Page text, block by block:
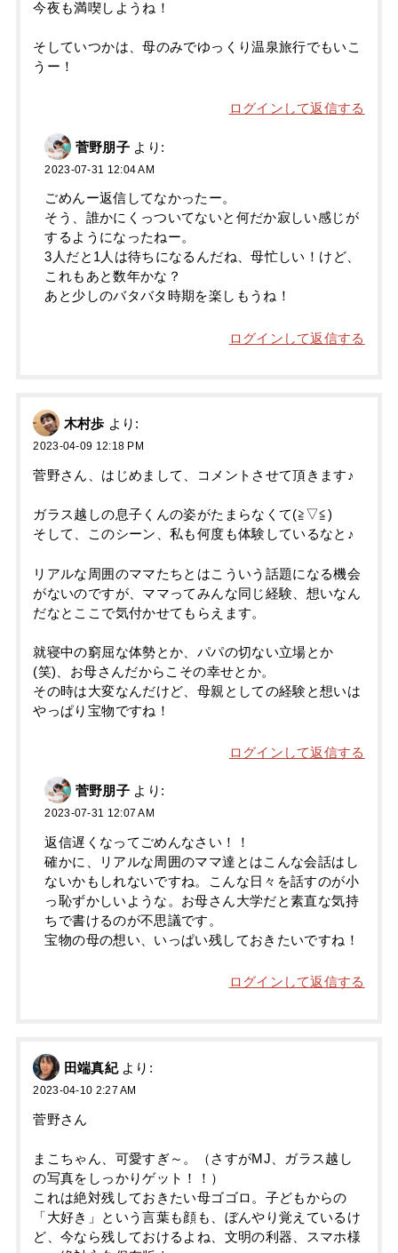
今夜も満喫しようね！
そしていつかは、母のみでゆっくり温泉旅行でもいこ
うー！
ログインして返信する
菅野朋子 より:
2023-07-31 12:04 AM
ごめんー返信してなかったー。
そう、誰かにくっついてないと何だか寂しい感じが
するようになったねー。
3人だと1人は待ちになるんだね、母忙しい！けど、
これもあと数年かな？
あと少しのバタバタ時期を楽しもうね！
ログインして返信する
木村歩 より:
2023-04-09 12:18 PM
菅野さん、はじめまして、コメントさせて頂きます♪
ガラス越しの息子くんの姿がたまらなくて(≧▽≦)
そして、このシーン、私も何度も体験しているなと♪
リアルな周囲のママたちとはこういう話題になる機会
がないのですが、ママってみんな同じ経験、想いなん
だなとここで気付かせてもらえます。
就寝中の窮屈な体勢とか、パパの切ない立場とか
(笑)、お母さんだからこその幸せとか。
その時は大変なんだけど、母親としての経験と想いは
やっぱり宝物ですね！
ログインして返信する
菅野朋子 より:
2023-07-31 12:07 AM
返信遅くなってごめんなさい！！
確かに、リアルな周囲のママ達とはこんな会話はし
ないかもしれないですね。こんな日々を話すのが小
っ恥ずかしいような。お母さん大学だと素直な気持
ちで書けるのが不思議です。
宝物の母の想い、いっぱい残しておきたいですね！
ログインして返信する
田端真紀 より:
2023-04-10 2:27 AM
菅野さん
まこちゃん、可愛すぎ～。（さすがMJ、ガラス越し
の写真をしっかりゲット！！）
これは絶対残しておきたい母ゴゴロ。子どもからの
「大好き」という言葉も顔も、ぼんやり覚えているけ
ど、今なら残しておけるよね、文明の利器、スマホ様